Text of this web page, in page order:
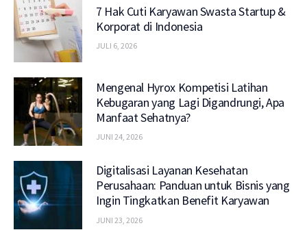
7 Hak Cuti Karyawan Swasta Startup &
Korporat di Indonesia
JULI 6, 2026
Mengenal Hyrox Kompetisi Latihan
Kebugaran yang Lagi Digandrungi, Apa
Manfaat Sehatnya?
JUNI 24, 2026
Digitalisasi Layanan Kesehatan
Perusahaan: Panduan untuk Bisnis yang
Ingin Tingkatkan Benefit Karyawan
JUNI 23, 2026